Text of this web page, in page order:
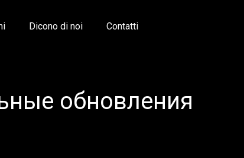
Dicono di noi Contatti
обновления